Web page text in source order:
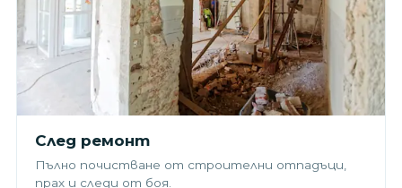
След ремонт
Пълно почистване от строителни отпадъци,
прах и следи от боя.